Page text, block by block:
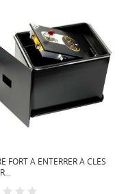
FORT À ENTERRER À CLÉS